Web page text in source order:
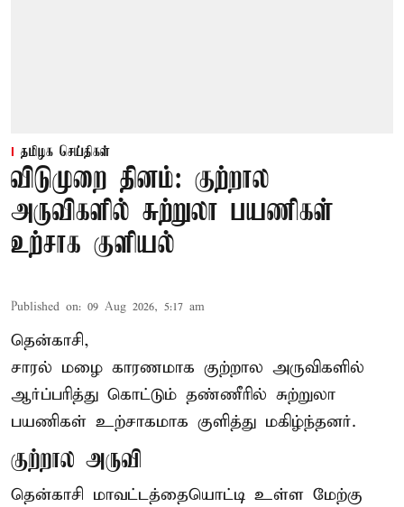
தமிழக செய்திகள்
விடுமுறை தினம்: குற்றால
அருவிகளில் சுற்றுலா பயணிகள்
உற்சாக குளியல்
Published on: 09 Aug 2026, 5:17 am
தென்காசி,
சாரல் மழை காரணமாக குற்றால அருவிகளில்
ஆர்ப்பரித்து கொட்டும் தண்ணீரில் சுற்றுலா
பயணிகள் உற்சாகமாக குளித்து மகிழ்ந்தனர்.
குற்றால அருவி
தென்காசி மாவட்டத்தையொட்டி உள்ள மேற்கு